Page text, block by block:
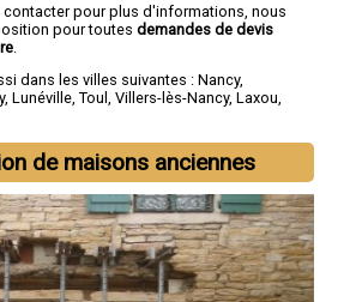
pour plus d'informations, nous
pour toutes demandes de devis
dans les villes suivantes : Nancy,
, Lunéville, Toul , Villers-lès-Nancy, Laxou,
de maisons anciennes